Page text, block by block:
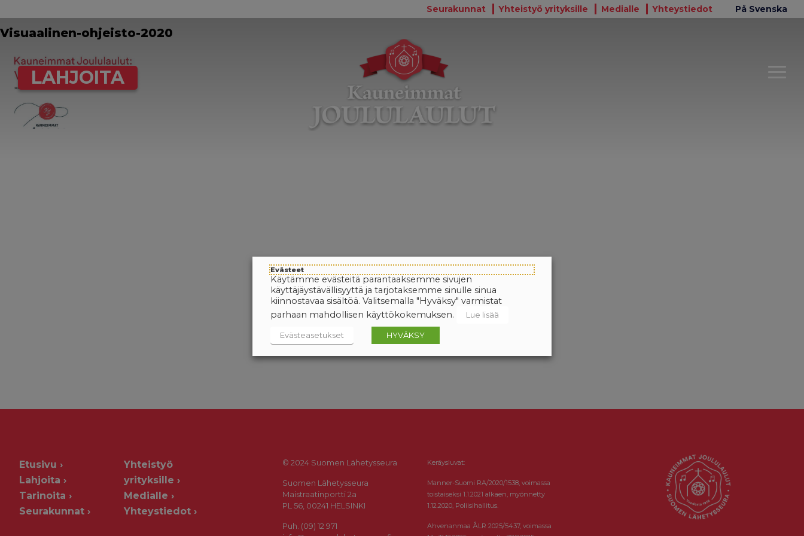
Seurakunnat Yhteistyö yrityksille Medialle Yhteystiedot På Svenska
LAHJOITA
Visuaalinen-ohjeisto-2020
Etusivu
Lahjoita
Tarinoita
Seurakunnat
Yhteistyö
yrityksille
Medialle
Yhteystiedot
© 2024 Suomen Lähetysseura
Suomen Lähetysseura
Maistraatinportti 2a
PL 56, 00241 HELSINKI
Puh. (09) 12 971
Keräysluvat:
Manner-Suomi RA/2020/1538, voimassa
toistaiseksi 1.1.2021 alkaen, myönnetty
1.12.2020, Poliisihallitus.
Ahvenanmaa ÅLR 2025/5437, voimassa
Evästeet
Käytämme evästeitä parantaaksemme sivujen
käyttäjäystävällisyyttä ja tarjotaksemme sinulle sinua
kiinnostavaa sisältöä. Valitsemalla "Hyväksy" varmistat
parhaan mahdollisen käyttökokemuksen.
Lue lisää
Evästeasetukset HYVÄKSY